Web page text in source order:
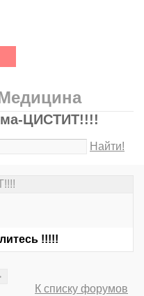
ЦИСТИТ!!!!
Найти!
!!!!!
К списку форумов